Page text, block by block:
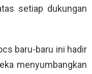
setiap dukungan
baru-baru ini hadir
menyumbangkan